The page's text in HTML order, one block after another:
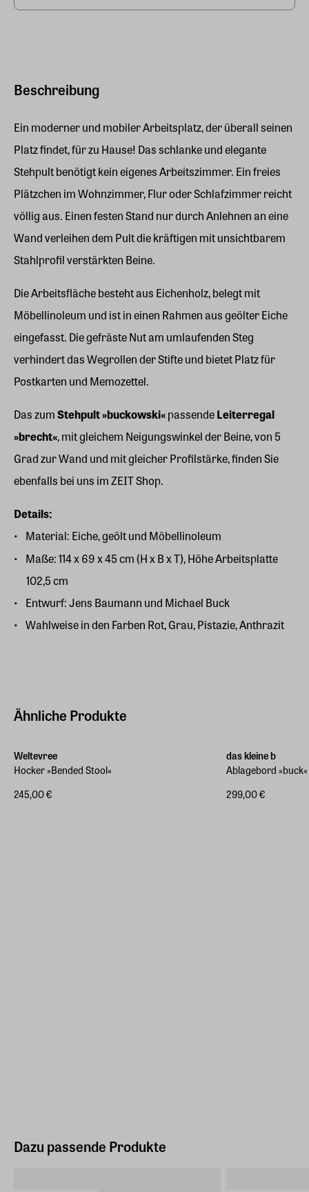
Beschreibung
Ein moderner und mobiler Arbeitsplatz, der überall seinen
Platz findet, für zu Hause! Das schlanke und elegante
Stehpult benötigt kein eigenes Arbeitszimmer. Ein freies
Plätzchen im Wohnzimmer, Flur oder Schlafzimmer reicht
völlig aus. Einen festen Stand nur durch Anlehnen an eine
Wand verleihen dem Pult die kräftigen mit unsichtbarem
Stahlprofil verstärkten Beine.
Die Arbeitsfläche besteht aus Eichenholz, belegt mit
Möbellinoleum und ist in einen Rahmen aus geölter Eiche
eingefasst. Die gefräste Nut am umlaufenden Steg
verhindert das Wegrollen der Stifte und bietet Platz für
Postkarten und Memozettel.
Das zumStehpult »buckowski«passendeLeiterregal
»brecht«, mit gleichem Neigungswinkel der Beine, von 5
Grad zur Wand und mit gleicher Profilstärke, finden Sie
ebenfalls bei uns im ZEIT Shop.
Details:
Material: Eiche, geölt und Möbellinoleum
Maße: 114 x 69 x 45 cm (H x B x T), Höhe Arbeitsplatte
102,5 cm
Entwurf: Jens Baumann und Michael Buck
Wahlweise in den Farben Rot, Grau, Pistazie, Anthrazit
Ähnliche Produkte
Weltevree
Hocker »Bended Stool«
245,00 €
das kleine b
Ablagebord »buck«
299,00 €
Dazu passende Produkte